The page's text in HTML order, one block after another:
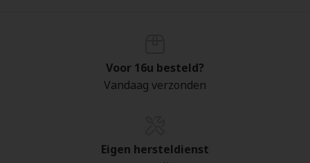
Voor 16u besteld?
Vandaag verzonden
Eigen hersteldienst